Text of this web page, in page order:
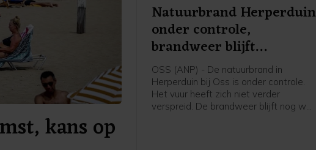
kans op
Natuurbrand Herperduin
onder controle,
brandweer blijft
nablussen
OSS (ANP) - De natuurbrand in
Herperduin bij Oss is onder controle.
Het vuur heeft zich niet verder
verspreid. De brandweer blijft nog wel